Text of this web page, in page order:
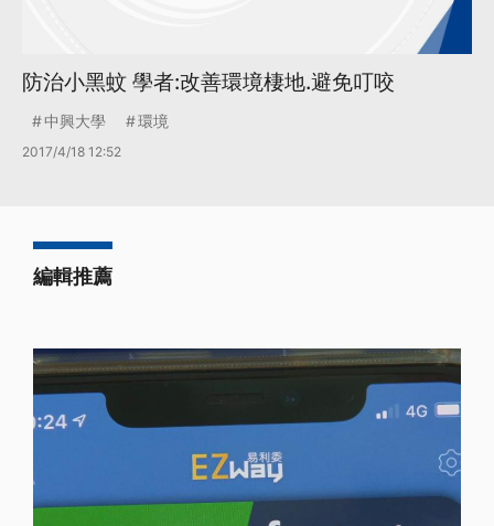
防治小黑蚊 學者:改善環境棲地.避免叮咬
中興大學 環境
2017/4/18 12:52
編輯推薦